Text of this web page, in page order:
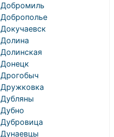
Добромиль
Доброполье
Докучаевск
Долина
Долинская
Донецк
Дрогобыч
Дружковка
Дубляны
Дубно
Дубровица
Дунаевцы